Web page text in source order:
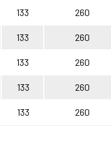
133 260
133 260
133 260
133 260
133 260